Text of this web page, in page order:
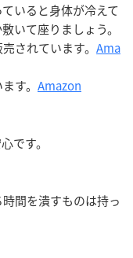
いると身体が冷えて
いて座りましょう。
されています。 Ama
す。 Amazon
です。
間を潰すものは持っ